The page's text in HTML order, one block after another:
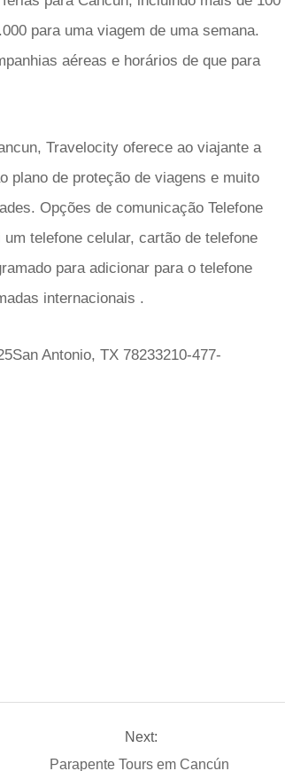
para uma viagem de uma semana.
aéreas e horários de que para
Travelocity oferece ao viajante a
plano de proteção de viagens e muito
Opções de comunicação Telefone
telefone celular, cartão de telefone
para adicionar para o telefone
internacionais .
Antonio, TX 78233210-477-
Next:
Parapente Tours em Cancún